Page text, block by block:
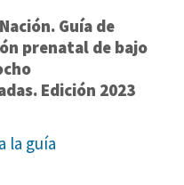
Guía de
prenatal de bajo
Edición 2023
la guía